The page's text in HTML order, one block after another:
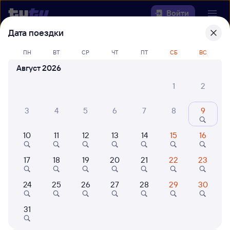
Войти
Выберите день, чтобы найтиж/д
билеты Нижнеудинск — Буй
Куда
Когда
Кто едет
Найти поезда
Дата поездки
ПН ВТ СР ЧТ ПТ СБ ВС
Август 2026
1
2
3 4 5 6 7 8 9
10 11 12 13 14 15 16
17 18 19 20 21 22 23
24 25 26 27 28 29 30
31